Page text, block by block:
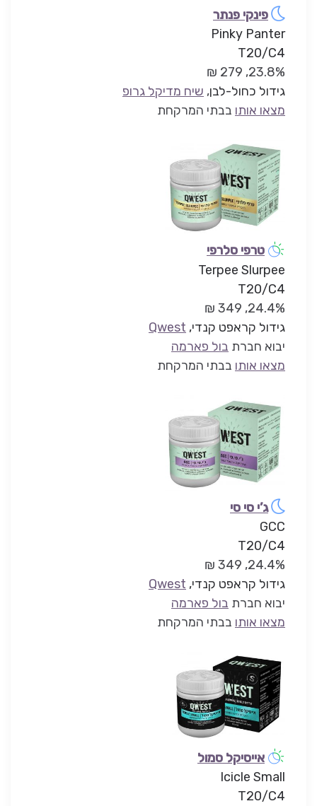
פינקי פנתר
Pinky Panter
T20/C4
23.8%, 279 ₪
גידול כחול-לבן, שיח מדיקל גרופ
מצאו אותו בבתי המרקחת
טרפי סלרפי
Terpee Slurpee
T20/C4
24.4%, 349 ₪
גידול קראפט קנדי, Qwest
יבוא חברת בול פארמה
מצאו אותו בבתי המרקחת
ג’י סי סי
GCC
T20/C4
24.4%, 349 ₪
גידול קראפט קנדי, Qwest
יבוא חברת בול פארמה
מצאו אותו בבתי המרקחת
אייסיקל סמול
Icicle Small
T20/C4